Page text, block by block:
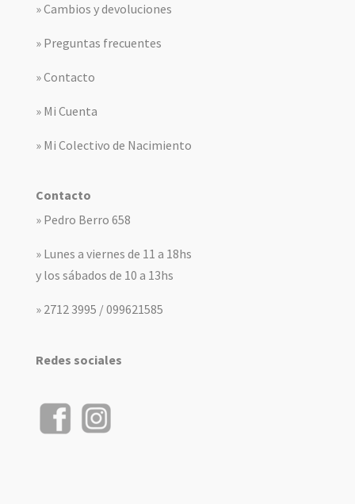
» Cambios y devoluciones
» Preguntas frecuentes
» Contacto
» Mi Cuenta
» Mi Colectivo de Nacimiento
Contacto
» Pedro Berro 658
» Lunes a viernes de 11 a 18hs
y los sábados de 10 a 13hs
» 2712 3995 / 099621585
Redes sociales